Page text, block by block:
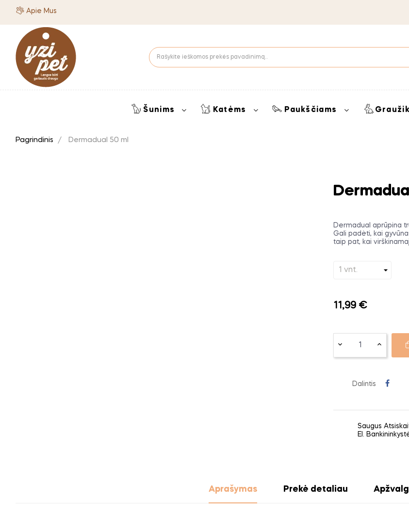
Apie Mus
Šunims Katėms Paukščiams
Pagrindinis Dermadual 50 ml
Dermadual aprūpina
Gali padėti, kai
taip pat, kai
11,99 €
Dalintis
Saugus
El.
Aprašymas Prekė detaliau